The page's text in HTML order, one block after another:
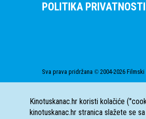
POLITIKA PRIVATNOSTI
Sva prava pridržana © 2004-2026
Kinotuskanac.hr koristi kolačiće
kinotuskanac.hr stranica slažete se